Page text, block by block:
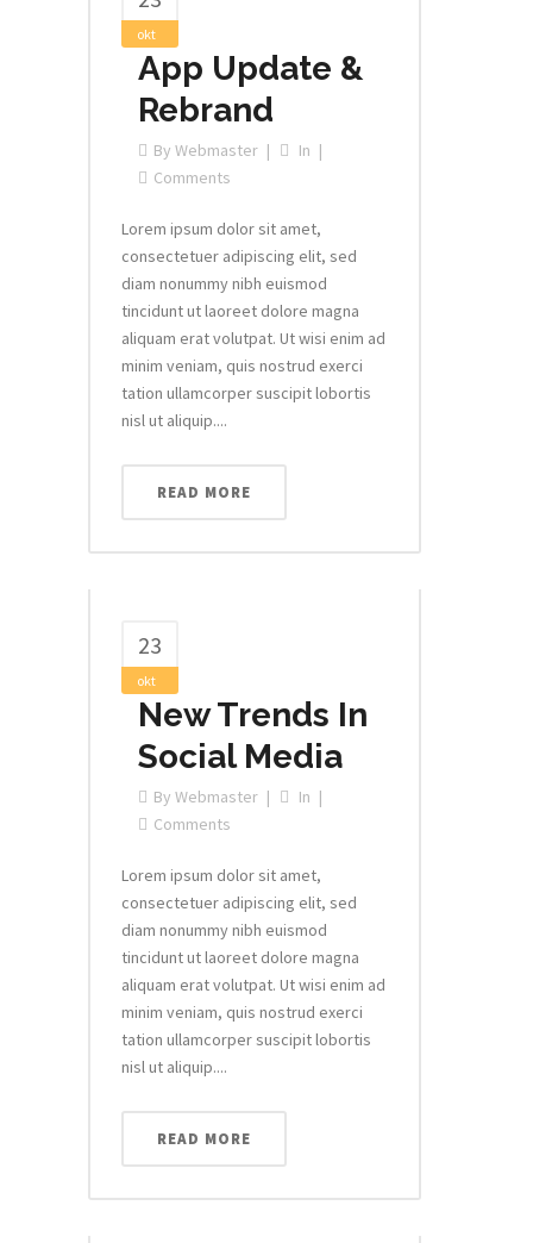
okt
App Update &
Rebrand
By Webmaster
In
Comments
Lorem ipsum dolor sit amet,
consectetuer adipiscing elit, sed
diam nonummy nibh euismod
tincidunt ut laoreet dolore magna
aliquam erat volutpat. Ut wisi enim ad
minim veniam, quis nostrud exerci
tation ullamcorper suscipit lobortis
nisl ut aliquip....
READ MORE
23
okt
New Trends In
Social Media
By Webmaster
In
Comments
Lorem ipsum dolor sit amet,
consectetuer adipiscing elit, sed
diam nonummy nibh euismod
tincidunt ut laoreet dolore magna
aliquam erat volutpat. Ut wisi enim ad
minim veniam, quis nostrud exerci
tation ullamcorper suscipit lobortis
nisl ut aliquip....
READ MORE